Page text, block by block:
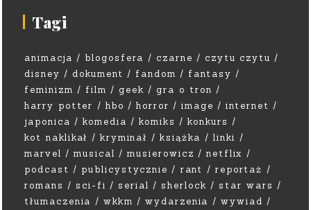
Tagi
animacja blogosfera czarne
czytu czytu
disney
dokument fandom
fantasy
feminizm
film geek
gra o tron
harry potter
hbo horror image
internet
japonica
komedia komiks
konkurs
kot naklikał
kryminał książka
linki
marvel
musical musierowicz
netflix
podcast
publicystycznie rant
reportaż
romans
sci-fi serial sherlock
star wars
tłumaczenia
wkkm wydarzenia
wywiad